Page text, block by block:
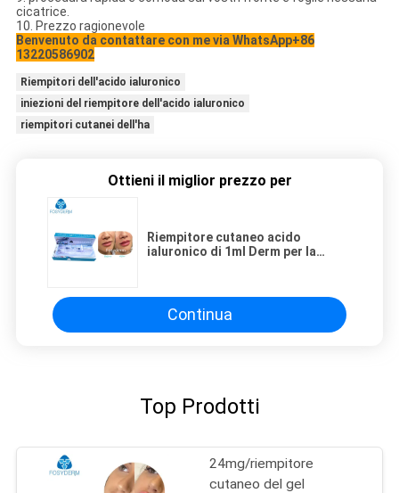
cicatrice.
10. Prezzo ragionevole
Benvenuto da contattare con me via WhatsApp+86
13220586902
Riempitori dell'acido ialuronico
iniezioni del riempitore dell'acido ialuronico
riempitori cutanei dell'ha
Ottieni il miglior prezzo per
Riempitore cutaneo acido
ialuronico di 1ml Derm per la
Continua
Top Prodotti
24mg/riempitore
cutaneo del gel